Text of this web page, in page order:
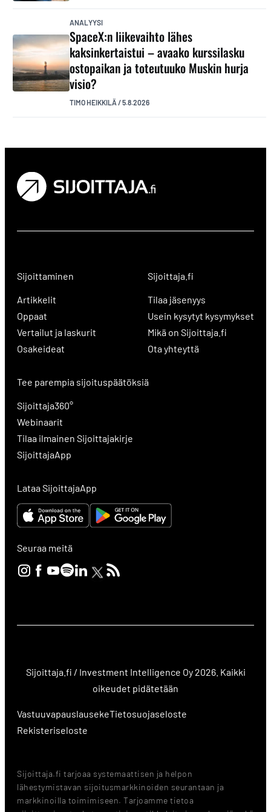
ANALYYSI
SpaceX:n liikevaihto lähes
kaksinkertaistui – avaako kurssilasku
ostopaikan ja toteutuuko Muskin hurja
visio?
TIMO HEIKKILÄ /5.8.2026
Sijoittaminen
Artikkelit
Oppaat
Vertailut ja laskurit
Osakeideat
Sijoittaja.fi
Tilaa jäsenyys
Usein kysytyt kysymykset
Mikä on Sijoittaja.fi
Ota yhteyttä
Tee parempia sijoituspäätöksiä
Sijoittaja360°
Webinaarit
Tilaa ilmainen Sijoittajakirje
SijoittajaApp
Lataa SijoittajaApp
Seuraa meitä
Sijoittaja.fi / Investment Intelligence Oy 2026. Kaikki
oikeudet pidätetään
VastuuvapauslausekeTietosuojaseloste
Rekisteriseloste
Sijoittaja.fi tarjoaa systemaattisen ja helpon
lähestymistavan sijoitusmarkkinoiden seurantaan ja
markkinoilla toimimiseen. Tarjoamme tietoa